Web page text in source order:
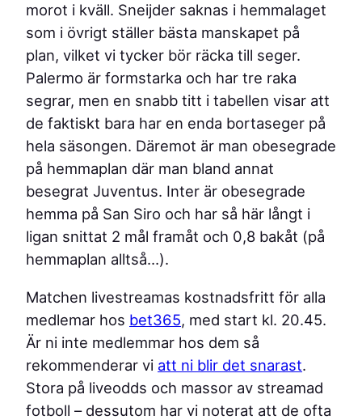
morot i kväll. Sneijder saknas i hemmalaget
som i övrigt ställer bästa manskapet på
plan, vilket vi tycker bör räcka till seger.
Palermo är formstarka och har tre raka
segrar, men en snabb titt i tabellen visar att
de faktiskt bara har en enda bortaseger på
hela säsongen. Däremot är man obesegrade
på hemmaplan där man bland annat
besegrat Juventus. Inter är obesegrade
hemma på San Siro och har så här långt i
ligan snittat 2 mål framåt och 0,8 bakåt (på
hemmaplan alltså…).
Matchen livestreamas kostnadsfritt för alla
medlemar hos bet365, med start kl. 20.45.
Är ni inte medlemmar hos dem så
rekommenderar vi att ni blir det snarast.
Stora på liveodds och massor av streamad
fotboll – dessutom har vi noterat att de ofta